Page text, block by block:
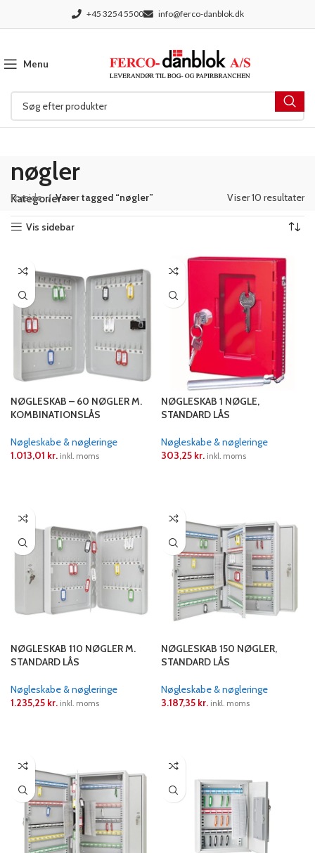
+45 3254 5500 info@ferco-danblok.dk
Menu
nøgler
Kategorier
Forside Varer tagged “nøgler” Viser 10 resultater
Vis sidebar
NØGLESKAB – 60 NØGLER M.
KOMBINATIONSLÅS
Nøgleskabe & nøgleringe
1.013,01 kr. inkl. moms
NØGLESKAB 1 NØGLE,
STANDARD LÅS
Nøgleskabe & nøgleringe
303,25 kr. inkl. moms
NØGLESKAB 110 NØGLER M.
STANDARD LÅS
Nøgleskabe & nøgleringe
1.235,25 kr. inkl. moms
NØGLESKAB 150 NØGLER,
STANDARD LÅS
Nøgleskabe & nøgleringe
3.187,35 kr. inkl. moms